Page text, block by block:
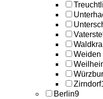
Weiden
Zirndorf
Berlin9